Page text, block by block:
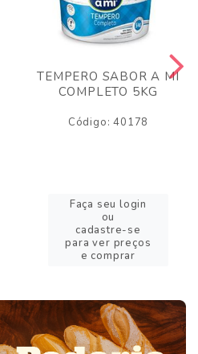
TEMPERO SABOR A MI
COMPLETO 5KG
Código: 40178
Faça seu login
ou
cadastre-se
para ver preços
e comprar